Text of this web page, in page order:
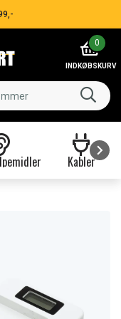
0
INDKØBSKURV
Kabler